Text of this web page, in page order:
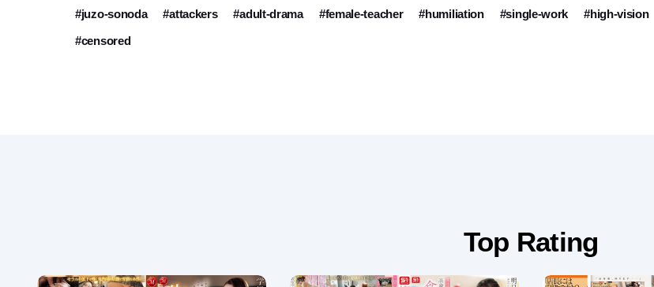
#juzo-sonoda #attackers #adult-drama #female-teacher #humiliation #single-work #high-vision
#censored
Top Rating